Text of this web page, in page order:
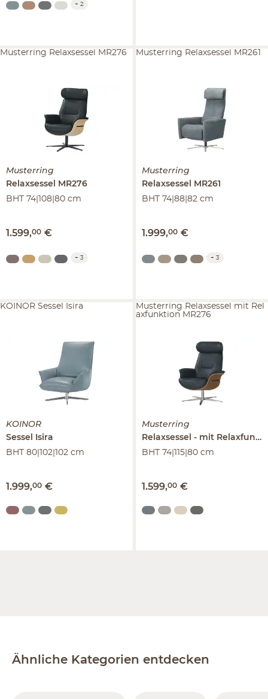
+ 2
Musterring
Relaxsessel
MR276
BHT 74|108|80 cm
1.599,00 €
Musterring Relaxsessel MR276
+ 3
Musterring
Relaxsessel
MR261
BHT 74|88|82 cm
1.999,00 €
Musterring Relaxsessel MR261
+ 3
KOINOR
Sessel
Isira
BHT 80|102|102 cm
1.999,00 €
KOINOR Sessel Isira
Musterring
Relaxsessel
mit Relaxfunktion
BHT 74|115|80 cm
1.599,00 €
Musterring Relaxsessel mit Rel
axfunktion MR276
Ähnliche Kategorien entdecken